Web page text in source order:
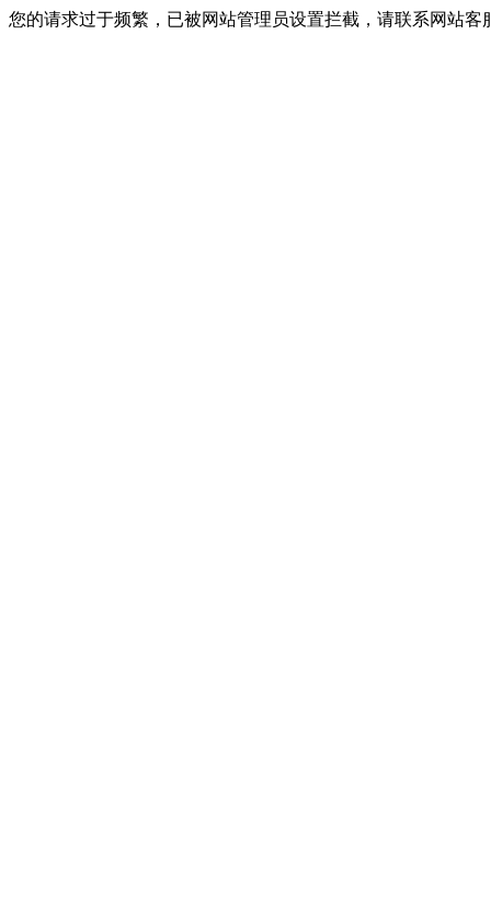
您的请求过于频繁，已被网站管理员设置拦截，请联系网站客